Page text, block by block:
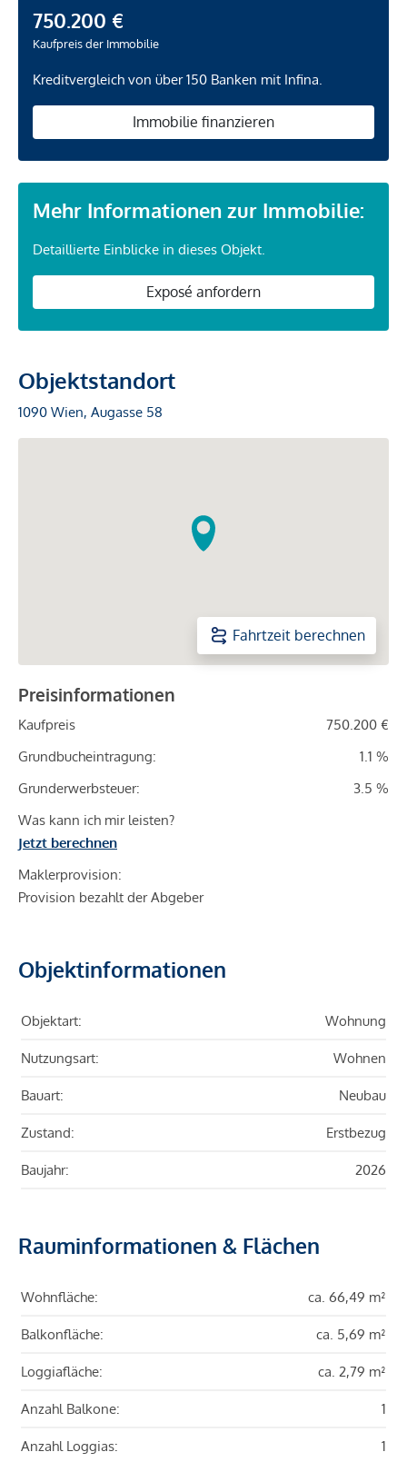
750.200 €
Kaufpreis der Immobilie
Kreditvergleich von über 150 Banken mit Infina.
Immobilie finanzieren
Mehr Informationen zur Immobilie:
Detaillierte Einblicke in dieses Objekt.
Exposé anfordern
Objektstandort
1090 Wien, Augasse 58
Fahrtzeit berechnen
Preisinformationen
Kaufpreis
750.200 €
Grundbucheintragung:
1.1 %
Grunderwerbsteuer:
3.5 %
Was kann ich mir leisten?
Jetzt berechnen
Maklerprovision:
Provision bezahlt der Abgeber
Objektinformationen
Objektart: Wohnung
Nutzungsart: Wohnen
Bauart: Neubau
Zustand: Erstbezug
Baujahr: 2026
Rauminformationen & Flächen
Wohnfläche: ca. 66,49 m²
Balkonfläche: ca. 5,69 m²
Loggiafläche: ca. 2,79 m²
Anzahl Balkone: 1
Anzahl Loggias: 1